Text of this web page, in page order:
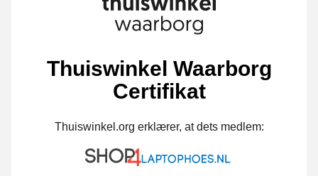
Thuiswinkel Waarborg
Certifikat
Thuiswinkel.org erklærer, at dets medlem: